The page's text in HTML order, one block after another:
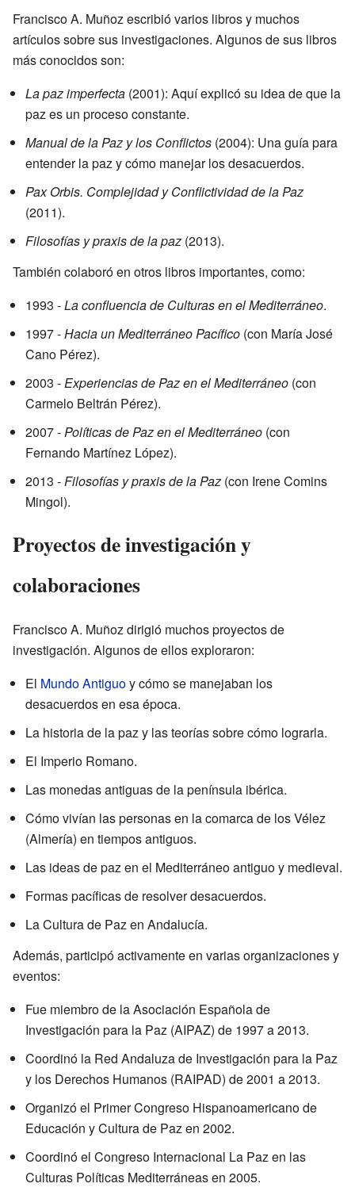
Francisco A. Muñoz escribió varios libros y muchos
artículos sobre sus investigaciones. Algunos de sus libros
más conocidos son:
La paz imperfecta (2001): Aquí explicó su idea de que la
paz es un proceso constante.
Manual de la Paz y los Conflictos (2004): Una guía para
entender la paz y cómo manejar los desacuerdos.
Pax Orbis. Complejidad y Conflictividad de la Paz
(2011).
Filosofías y praxis de la paz (2013).
También colaboró en otros libros importantes, como:
1993 -La confluencia de Culturas en el Mediterráneo.
1997 -Hacia un Mediterráneo Pacífico (con María José
Cano Pérez).
2003 -Experiencias de Paz en el Mediterráneo (con
Carmelo Beltrán Pérez).
2007 -Políticas de Paz en el Mediterráneo (con
Fernando Martínez López).
2013 -Filosofías y praxis de la Paz (con Irene Comins
Mingol).
Proyectos de investigación y
colaboraciones
Francisco A. Muñoz dirigió muchos proyectos de
investigación. Algunos de ellos exploraron:
El Mundo Antiguoy cómo se manejaban los
desacuerdos en esa época.
La historia de la paz y las teorías sobre cómo lograrla.
El Imperio Romano.
Las monedas antiguas de la península ibérica.
Cómo vivían las personas en la comarca de los Vélez
(Almería) en tiempos antiguos.
Las ideas de paz en el Mediterráneo antiguo y medieval.
Formas pacíficas de resolver desacuerdos.
La Cultura de Paz en Andalucía.
Además, participó activamente en varias organizaciones y
eventos:
Fue miembro de la Asociación Española de
Investigación para la Paz (AIPAZ) de 1997 a 2013.
Coordinó la Red Andaluza de Investigación para la Paz
y los Derechos Humanos (RAIPAD) de 2001 a 2013.
Organizó el Primer Congreso Hispanoamericano de
Educación y Cultura de Paz en 2002.
Coordinó el Congreso Internacional La Paz en las
Culturas Políticas Mediterráneas en 2005.